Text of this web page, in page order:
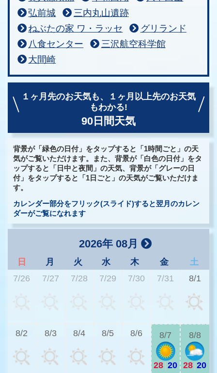
弘前城
三内丸山遺跡
ねぶたの家 ワ・ラッセ
グリランド
八食センター
三沢航空科学館
大間崎
１ヶ月先のお天気も、
１ヶ月以上先のお天気
もわかる!
90日間天気
背景が「緑色の日付」をタップすると「1時間ごと」の天
気がご覧いただけます。また、背景が「白色の日付」をタ
ップすると「日中と夜間」の天気、背景が「グレーの日
付」をタップすると「1日ごと」の天気がご覧いただけま
す。
カレンダー部分をフリック(スライド)すると翌月のカレン
ダーがご覧になれます
2026年 08月
日 月 火 水 木 金
土
7/26
7/27 7/28 7/29 7/30 7/31 8/1
8/2 8/3 8/4 8/5 8/6 8/7
28 20
8/8
28 20